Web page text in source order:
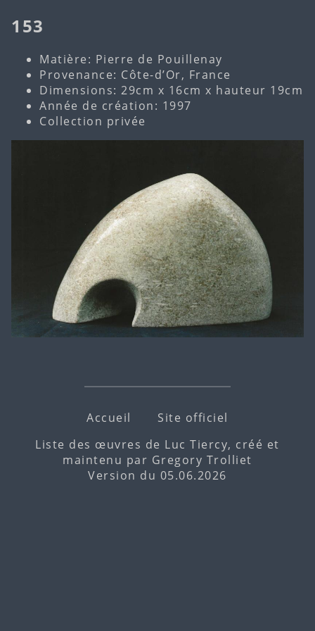
153
Matière: Pierre de Pouillenay
Provenance: Côte-d’Or, France
Dimensions: 29cm x 16cm x hauteur 19cm
Année de création: 1997
Collection privée
Accueil
Site officiel
Liste des œuvres de Luc Tiercy, créé et
maintenu par Gregory Trolliet
Version du 05.06.2026